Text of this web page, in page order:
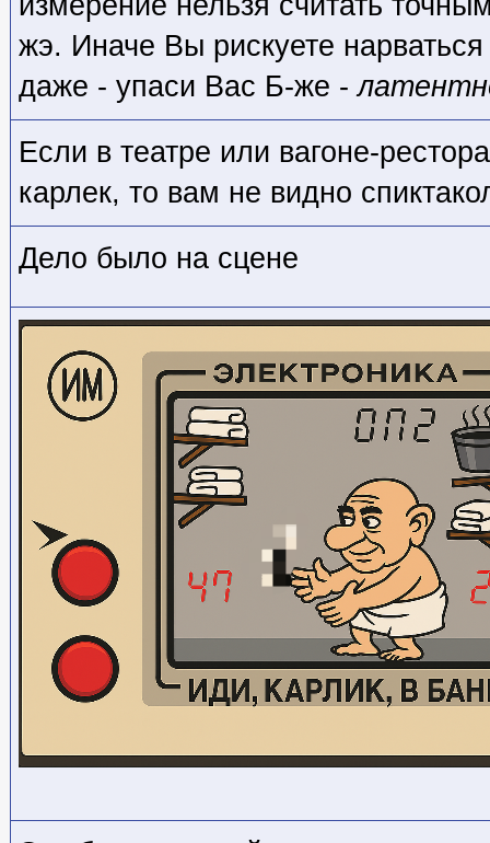
жэ. Иначе Вы рискуете
даже - упаси Вас Б-же -
Если в театре или вагоне-
карлек, то вам не видно
Дело было на сцене